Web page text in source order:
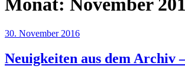
Monat: November
Veröffentlicht
30. November 2016
Neuigkeiten aus dem Archiv